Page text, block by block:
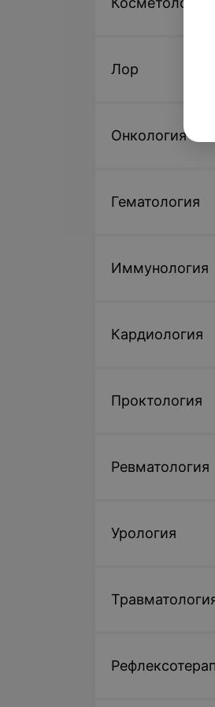
Лор
Онкология
Гематология
Иммунология
Кардиология
Проктология
Ревматология
Урология